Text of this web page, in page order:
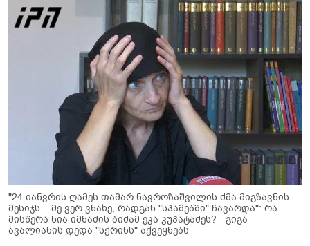
"24 იანვრის ღამეს თამარ ნავროზაშვილის ძმა მიგზავნის
მესიჯს... მე ვერ ვნახე, რადგან "სპამებში" ჩავარდა": რა
მისწერა ნია იმნაძის ბიძამ ეკა კუპატაძეს? - გიგა
ავალიანის დედა "სქრინს" აქვეყნებს